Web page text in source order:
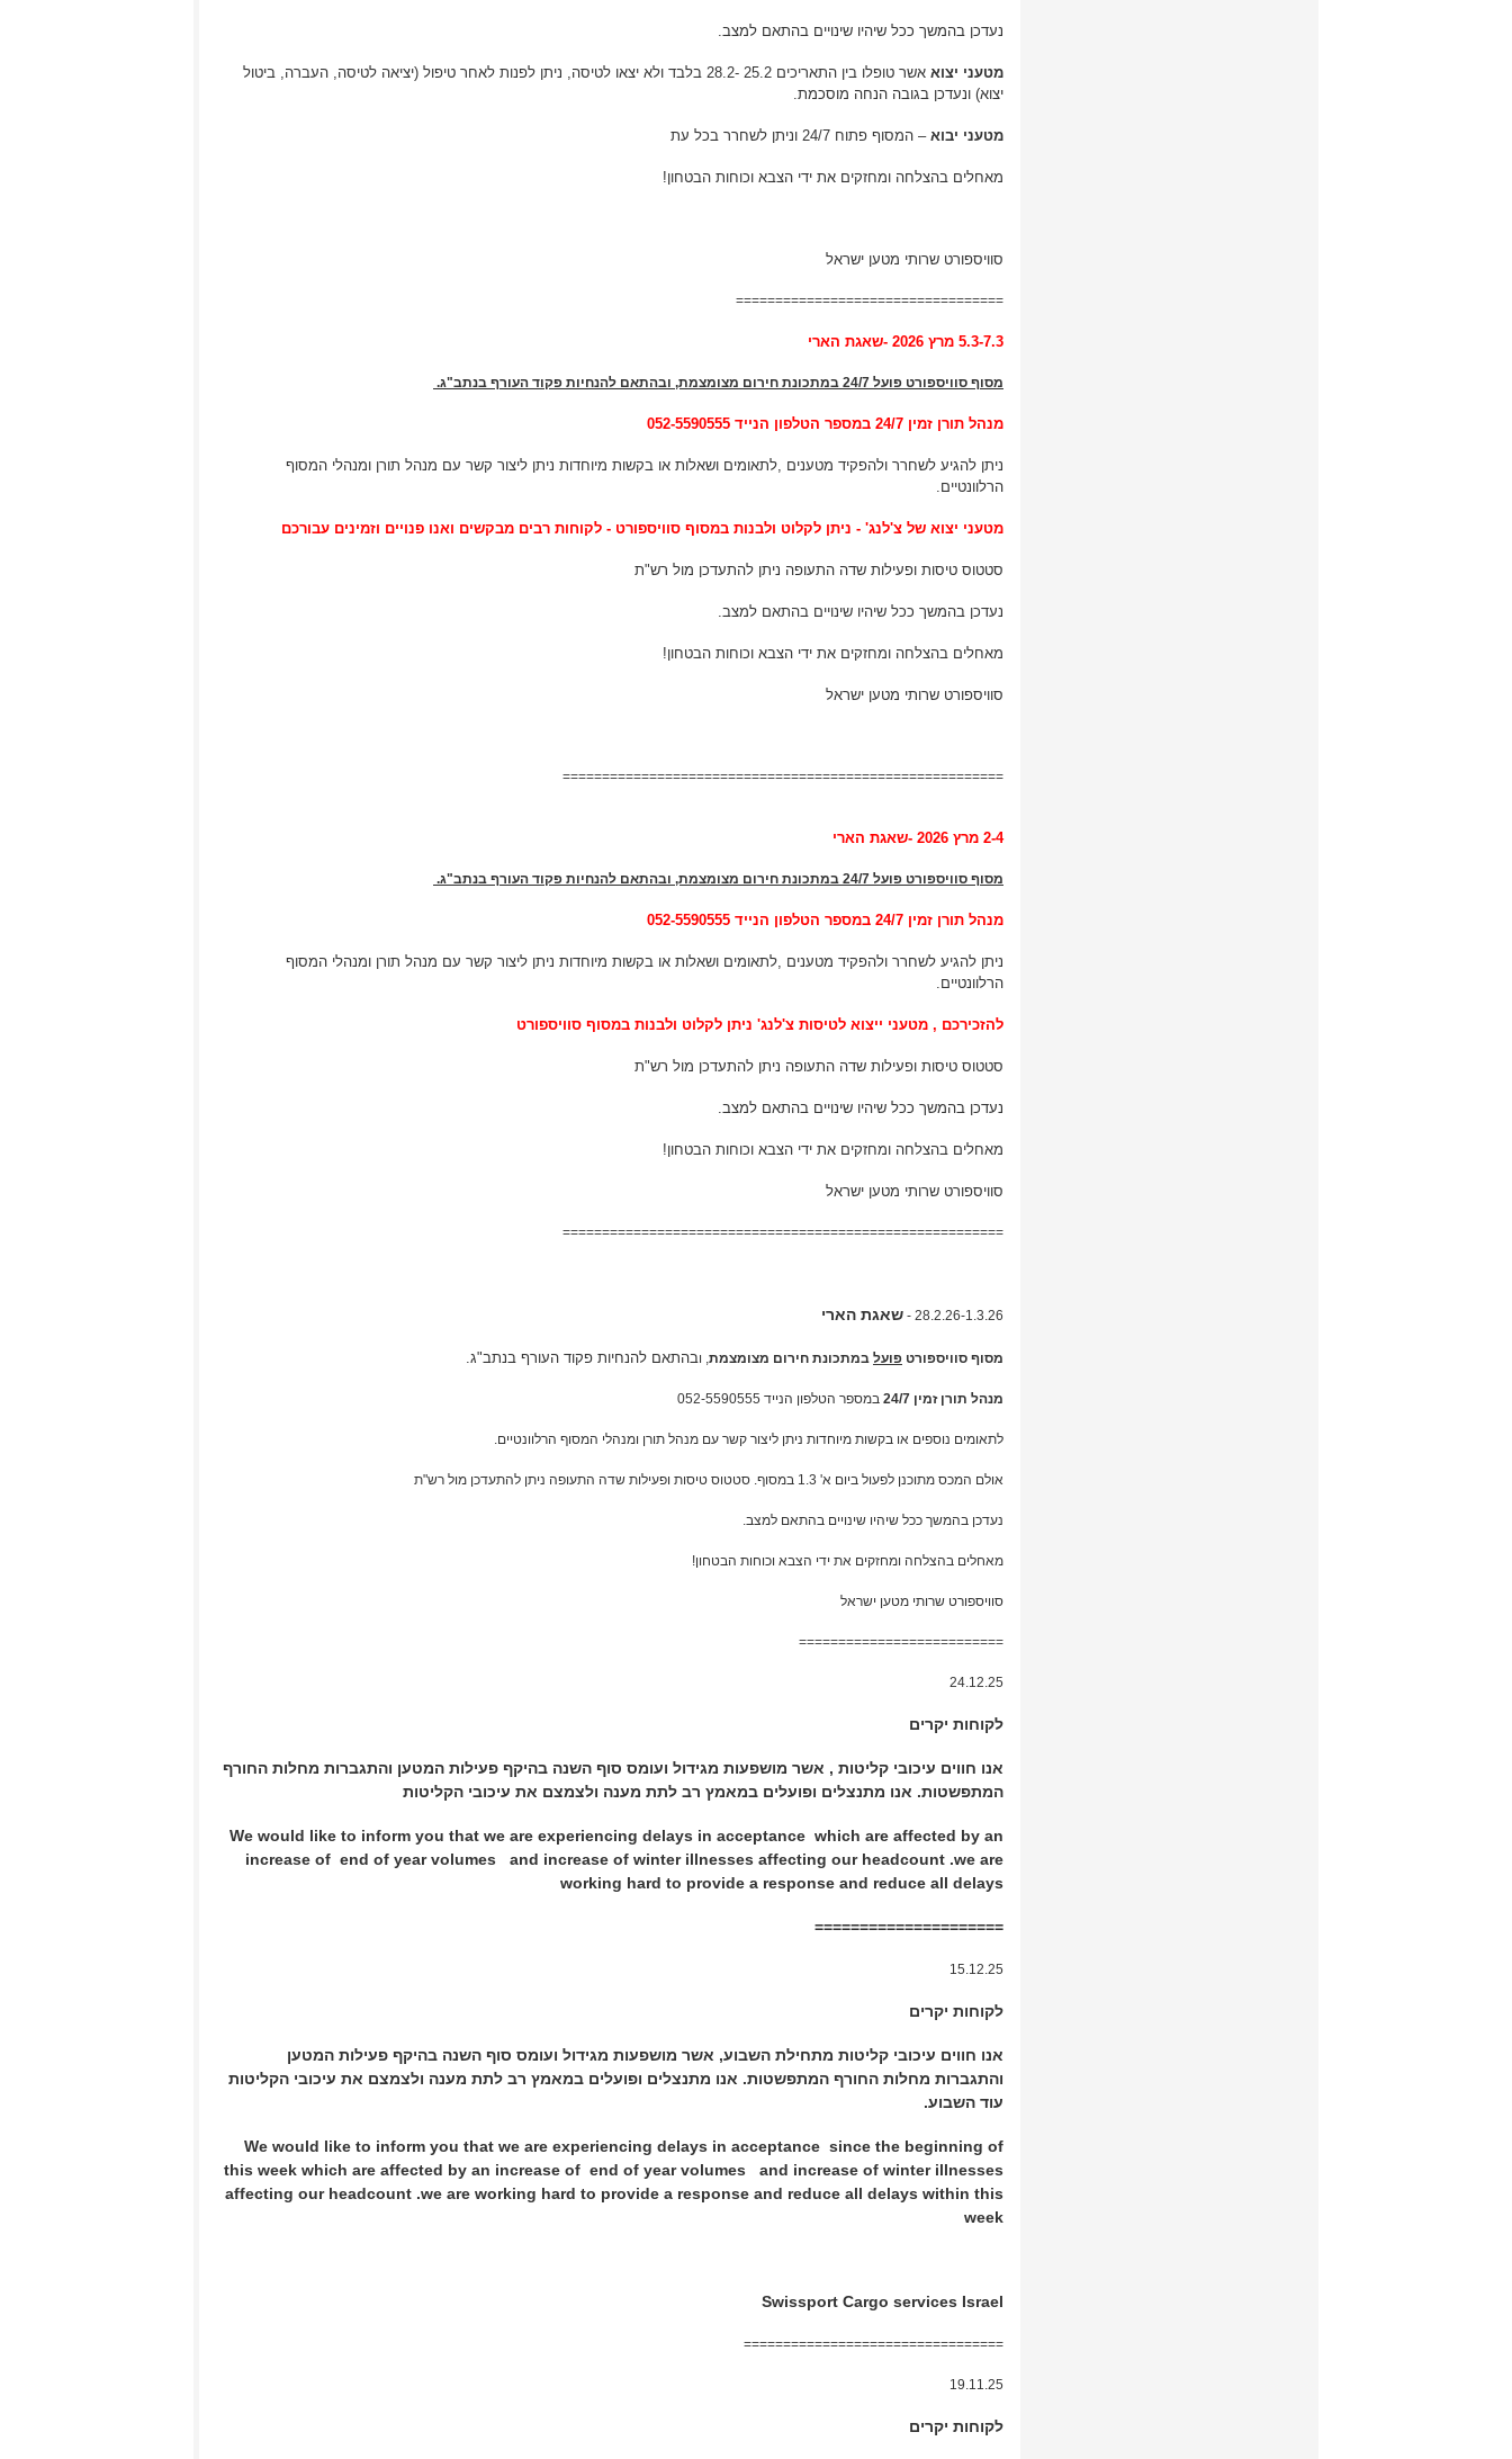
נעדכן בהמשך ככל שיהיו שינויים בהתאם למצב.
מטעני יצוא
אשר טופלו בין התאריכים 25.2 -28.2 בלבד ולא יצאו לטיסה, ניתן לפנות לאחר טיפול (יציאה לטיסה, העברה, ביטול
יצוא) ונעדכן בגובה הנחה מוסכמת.
מטעני יבוא – המסוף פתוח 24/7 וניתן לשחרר בכל עת
מאחלים בהצלחה ומחזקים את ידי הצבא וכוחות הבטחון!
סוויספורט שרותי מטען ישראל
==================================
5.3-7.3 מרץ 2026 -שאגת הארי
מסוף סוויספורט פועל 24/7 במתכונת חירום מצומצמת, ו בהתאם להנחיות פקוד העורף בנתב"ג.
מנהל תורן זמין 24/7 במספר הטלפון הנייד 052-5590555
ניתן להגיע לשחרר ולהפקיד מטענים ,לתאומים ושאלות או בקשות מיוחדות ניתן ליצור קשר עם מנהל תורן ומנהלי המסוף
הרלוונטיים.
מטעני יצוא של צ'לנג' - ניתן לקלוט ולבנות במסוף סוויספורט - לקוחות רבים מבקשים ואנו פנויים וזמינים עבורכם
סטטוס טיסות ופעילות שדה התעופה ניתן להתעדכן מול רש"ת
נעדכן בהמשך ככל שיהיו שינויים בהתאם למצב.
מאחלים בהצלחה ומחזקים את ידי הצבא וכוחות הבטחון!
סוויספורט שרותי מטען ישראל
========================================================
2-4 מרץ 2026 -שאגת הארי
מסוף סוויספורט פועל 24/7 במתכונת חירום מצומצמת, ו בהתאם להנחיות פקוד העורף בנתב"ג.
מנהל תורן זמין 24/7 במספר הטלפון הנייד 052-5590555
ניתן להגיע לשחרר ולהפקיד מטענים ,לתאומים ושאלות או בקשות מיוחדות ניתן ליצור קשר עם מנהל תורן ומנהלי המסוף
הרלוונטיים.
להזכירכם , מטעני ייצוא לטיסות צ'לנג' ניתן לקלוט ולבנות במסוף סוויספורט
סטטוס טיסות ופעילות שדה התעופה ניתן להתעדכן מול רש"ת
נעדכן בהמשך ככל שיהיו שינויים בהתאם למצב.
מאחלים בהצלחה ומחזקים את ידי הצבא וכוחות הבטחון!
סוויספורט שרותי מטען ישראל
========================================================
28.2.26-1.3.26 - שאגת הארי
מסוף סוויספורט פועל במתכונת חירום מצומצמת, ובהתאם להנחיות פקוד העורף בנתב"ג.
מנהל תורן זמין 24/7 במספר הטלפון הנייד 052-5590555
לתאומים נוספים או בקשות מיוחדות ניתן ליצור קשר עם מנהל תורן ומנהלי המסוף הרלוונטיים.
אולם המכס מתוכנן לפעול ביום א' 1.3 במסוף. סטטוס טיסות ופעילות שדה התעופה ניתן להתעדכן מול רש"ת
נעדכן בהמשך ככל שיהיו שינויים בהתאם למצב.
מאחלים בהצלחה ומחזקים את ידי הצבא וכוחות הבטחון!
סוויספורט שרותי מטען ישראל
==========================
24.12.25
לקוחות יקרים
אנו חווים עיכובי קליטות , אשר מושפעות מגידול ועומס סוף השנה בהיקף פעילות המטען והתגברות מחלות החורף
המתפשטות. אנו מתנצלים ופועלים במאמץ רב לתת מענה ולצמצם את עיכובי הקליטות
We would like to inform you that we are experiencing delays in acceptance which are affected by an
increase of end of year volumes and increase of winter illnesses affecting our headcount .we are
working hard to provide a response and reduce all delays
=====================
15.12.25
לקוחות יקרים
אנו חווים עיכובי קליטות מתחילת השבוע, אשר מושפעות מגידול ועומס סוף השנה בהיקף פעילות המטען
והתגברות מחלות החורף המתפשטות. אנו מתנצלים ופועלים במאמץ רב לתת מענה ולצמצם את עיכובי הקליטות
עוד השבוע.
We would like to inform you that we are experiencing delays in acceptance since the beginning of
this week which are affected by an increase of end of year volumes and increase of winter illnesses
affecting our headcount .we are working hard to provide a response and reduce all delays within this
week
Swissport Cargo services Israel
=================================
19.11.25
לקוחות יקרים